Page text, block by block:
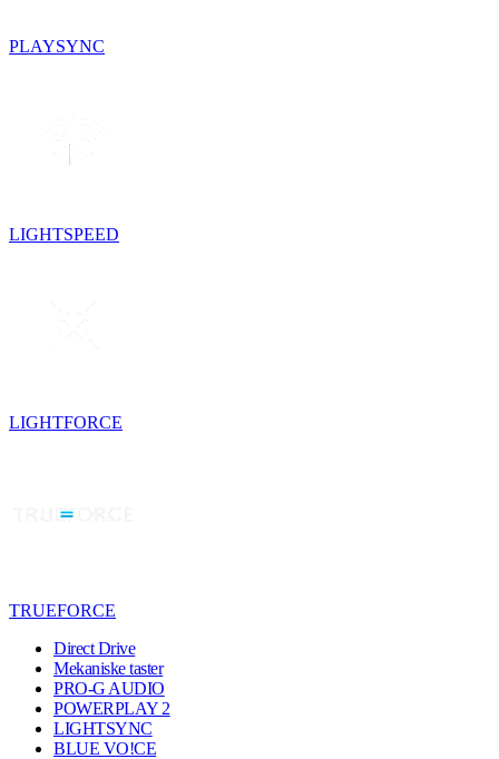
PLAYSYNC
LIGHTSPEED
LIGHTFORCE
TRUEFORCE
Direct Drive
Mekaniske taster
PRO-G AUDIO
POWERPLAY 2
LIGHTSYNC
BLUE VO!CE